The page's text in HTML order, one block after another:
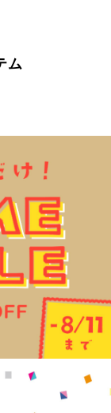
ム